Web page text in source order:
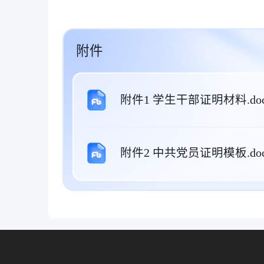
附件
附件1 学生干部证明材料
附件2 中共党员证明模板